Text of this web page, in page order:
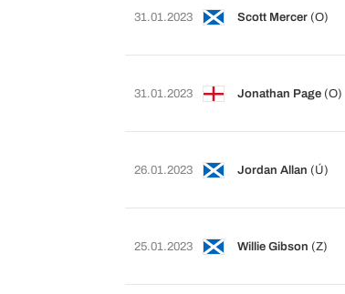
31.01.2023 Scott Mercer (O)
31.01.2023 Jonathan Page (O)
26.01.2023 Jordan Allan (Ú)
25.01.2023 Willie Gibson (Z)